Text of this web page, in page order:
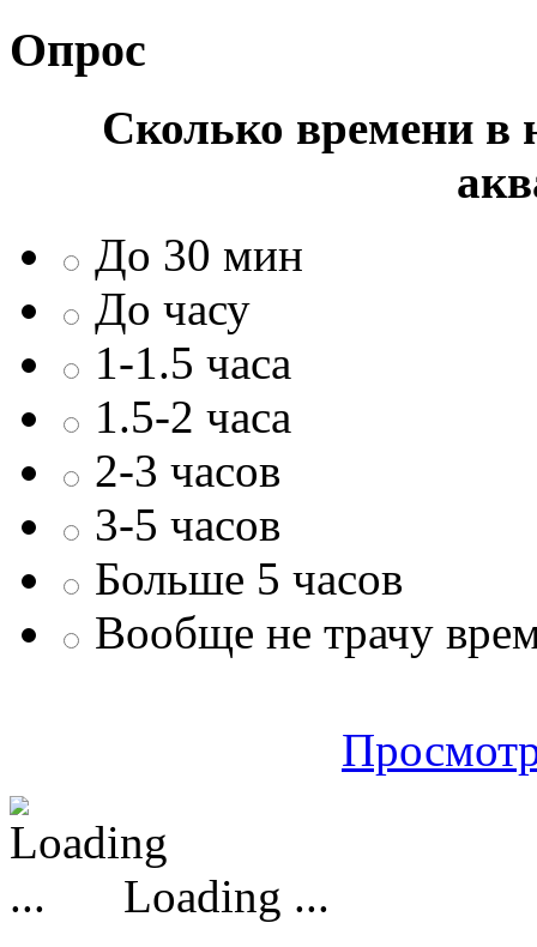
Опрос
Сколько времени в
До 30 мин
До часу
1-1.5 часа
1.5-2 часа
2-3 часов
3-5 часов
Больше 5 часов
Вообще не трачу
Loading ...